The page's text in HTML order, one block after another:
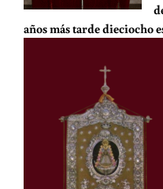
años más tarde dieciocho